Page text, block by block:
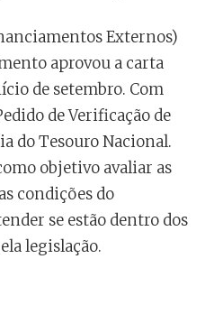
Externos)
aprovou a carta
de setembro. Com
de Verificação de
do Tesouro Nacional.
objetivo avaliar as
condições do
se estão dentro dos
legislação.